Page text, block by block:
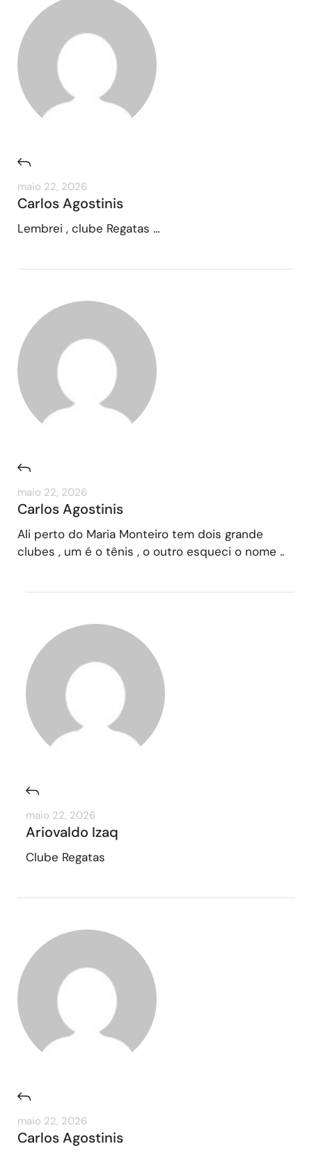
maio 22, 2026
Carlos Agostinis
Lembrei , clube Regatas …
maio 22, 2026
Carlos Agostinis
Ali perto do Maria Monteiro tem dois grande
clubes , um é o tênis , o outro esqueci o nome ..
maio 22, 2026
Ariovaldo Izaq
Clube Regatas
maio 22, 2026
Carlos Agostinis